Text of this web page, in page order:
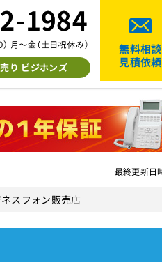
り ビジホンズ
無料相談
見積依頼
最終更新日
スフォン販売店